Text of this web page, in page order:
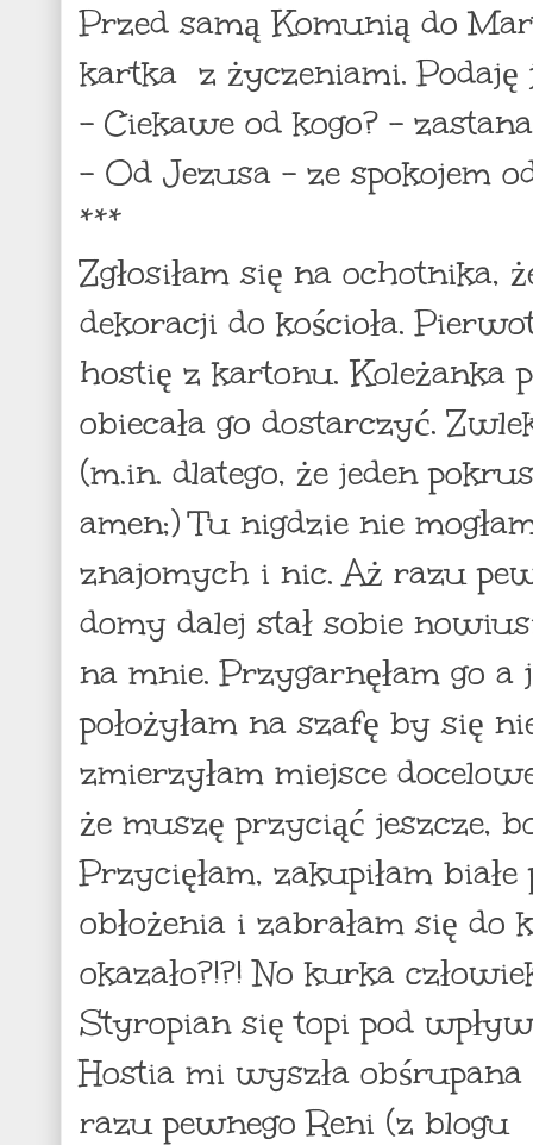
Przed samą Komunią do
kartka z życzeniami. Podaję
- Ciekawe od kogo? -
- Od Jezusa - ze spokojem
***
Zgłosiłam się na ochotnika,
dekoracji do kościoła.
hostię z kartonu. Koleżanka
obiecała go dostarczyć.
(m.in. dlatego, że jeden
amen;) Tu nigdzie nie
znajomych i nic. Aż razu
domy dalej stał sobie
na mnie. Przygarnęłam go a
położyłam na szafę by się
zmierzyłam miejsce
że muszę przyciąć jeszcze,
Przycięłam, zakupiłam białe
obłożenia i zabrałam się do
okazało?!?! No kurka
Styropian się topi pod
Hostia mi wyszła obśrupana
razu pewnego Reni (z blogu